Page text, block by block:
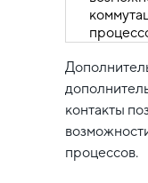
контакты
процессов.